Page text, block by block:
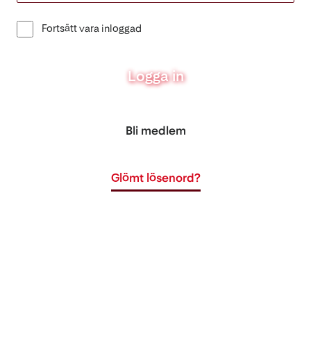
Fortsätt vara inloggad
Logga in
Bli medlem
Glömt lösenord?